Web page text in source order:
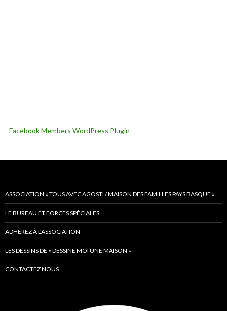
- Facebook Members WordPress Plugin
ASSOCIATION « TOUS AVEC AGOSTI / MAISON DES FAMILLES PAYS BASQUE »
LE BUREAU ET FORCES SPÉCIALES
ADHÉREZ À L’ASSOCIATION
LES DESSINS DE « DESSINE MOI UNE MAISON »
CONTACTEZ NOUS